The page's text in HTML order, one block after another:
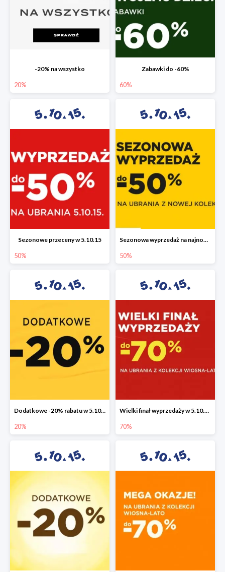
-20% na wszystko
20%
Zabawki do -60%
60%
Sezonowe przeceny w 5.10.15
50%
Sezonowa wyprzedaż na najnowszą kolekcję do -50%
50%
Dodatkowe -20% rabatu w 5.10.15
20%
Wielki finał wyprzedaży w 5.10.15 do -70%
70%